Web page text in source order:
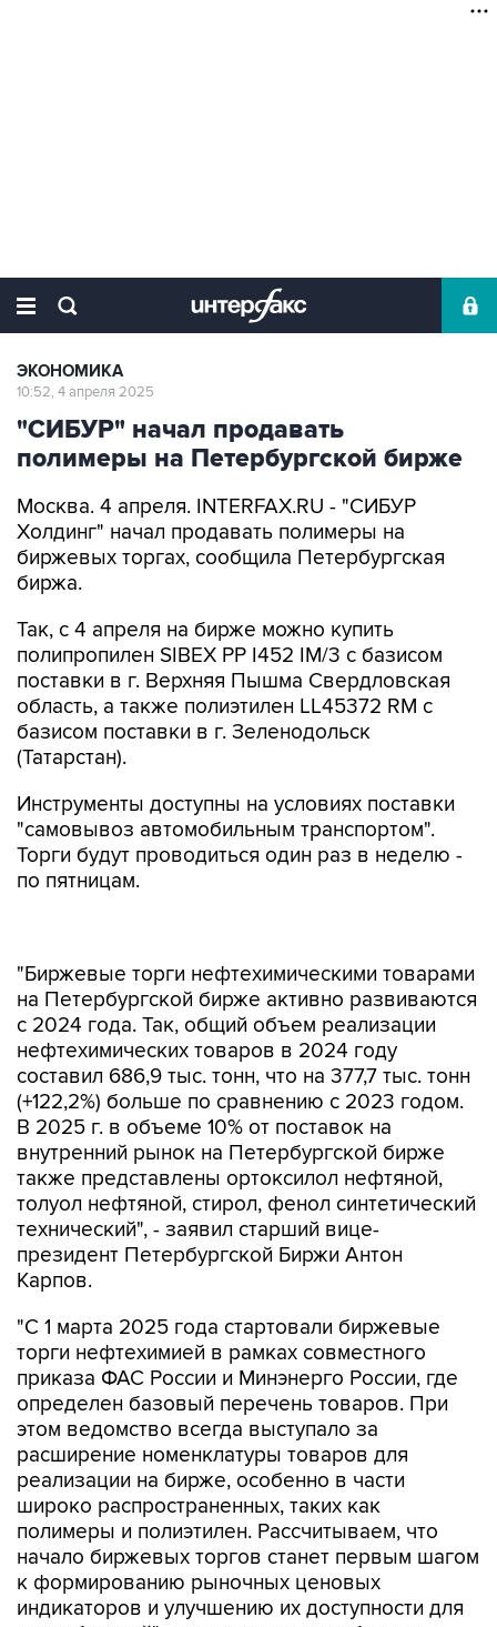
ЭКОНОМИКА
10:52, 4 апреля 2025
"СИБУР" начал продавать
полимеры на Петербургской бирже
Москва. 4 апреля. INTERFAX.RU - "СИБУР
Холдинг" начал продавать полимеры на
биржевых торгах, сообщила Петербургская
биржа.
Так, с 4 апреля на бирже можно купить
полипропилен SIBEX PP I452 IM/3 с базисом
поставки в г. Верхняя Пышма Свердловская
область, а также полиэтилен LL45372 RM с
базисом поставки в г. Зеленодольск
(Татарстан).
Инструменты доступны на условиях поставки
"самовывоз автомобильным транспортом".
Торги будут проводиться один раз в неделю -
по пятницам.
с 2024 года. Так, общий объем реализации
нефтехимических товаров в 2024 году
составил 686,9 тыс. тонн, что на 377,7 тыс. тонн
(+122,2%) больше по сравнению с 2023 годом.
В 2025 г. в объеме 10% от поставок на
внутренний рынок на Петербургской бирже
также представлены ортоксилол нефтяной,
толуол нефтяной, стирол, фенол синтетический
технический", - заявил старший вице-
президент Петербургской Биржи Антон
Карпов.
"С 1 марта 2025 года стартовали биржевые
приказа ФАС России и Минэнерго России, где
определен базовый перечень товаров. При
этом ведомство всегда выступало за
расширение номенклатуры товаров для
реализации на бирже, особенно в части
широко распространенных, таких как
полимеры и полиэтилен. Рассчитываем, что
начало биржевых торгов станет первым шагом
к формированию рыночных ценовых
индикаторов и улучшению их доступности для
потребителей", - приводятся в сообщении
слова замглавы ФАС России Виталия Королева.